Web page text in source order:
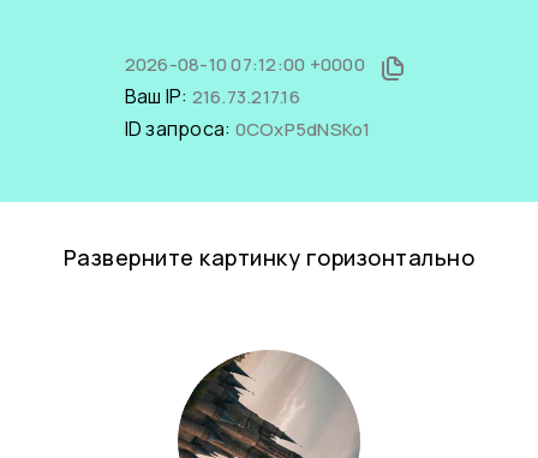
2026-08-10 07:12:00 +0000
Ваш IP: 216.73.217.16
ID запроса: 0COxP5dNSKo1
Разверните картинку горизонтально